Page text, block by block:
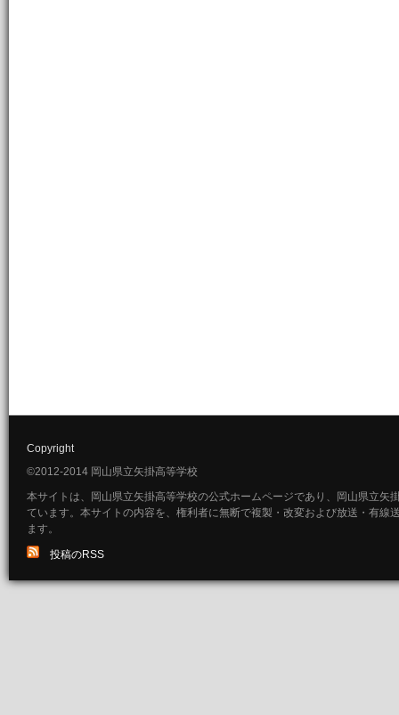
Copyright
©2012-2014 岡山県立矢掛高等学校
本サイトは、岡山県立矢掛高等学校の公式ホームページであり、岡山県立矢
ています。本サイトの内容を、権利者に無断で複製・改変および放送・有線
ます。
投稿のRSS